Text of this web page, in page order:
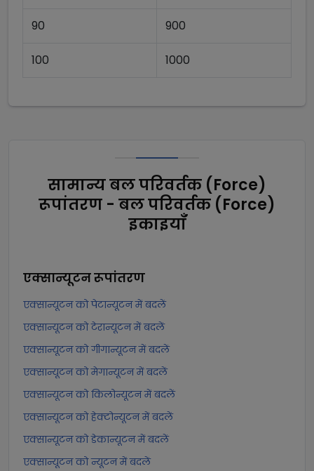
90 900
100 1000
सामान्य बल परिवर्तक (Force)
रूपांतरण - बल परिवर्तक (Force)
इकाइयाँ
एक्सान्यूटनरूपांतरण
एक्सान्यूटन को पेटान्यूटन में बदलें
एक्सान्यूटन को टेरान्यूटन में बदलें
एक्सान्यूटन को गीगान्यूटन में बदलें
एक्सान्यूटन को मेगान्यूटन में बदलें
एक्सान्यूटन को किलोन्यूटन में बदलें
एक्सान्यूटन को हेक्टोन्यूटन में बदलें
एक्सान्यूटन को डेकान्यूटन में बदलें
एक्सान्यूटन को न्यूटन में बदलें